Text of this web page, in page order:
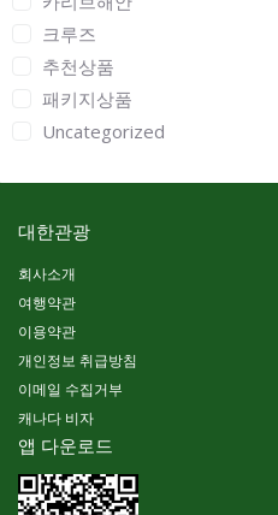
크루즈
추천상품
패키지상품
Uncategorized
대한관광
회사소개
여행약관
이용약관
개인정보 취급방침
이메일 수집거부
캐나다 비자
앱 다운로드